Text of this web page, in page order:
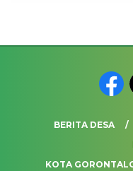
BERITA DESA
KOTA